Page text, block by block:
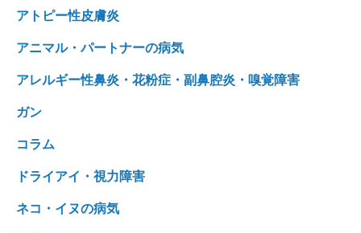
アトピー性皮膚炎
アニマル・パートナーの病気
アレルギー性鼻炎・花粉症・副鼻腔炎・嗅覚障害
ガン
コラム
ドライアイ・視力障害
ネコ・イヌの病気